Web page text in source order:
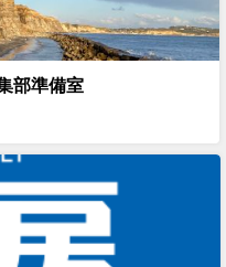
部準備室